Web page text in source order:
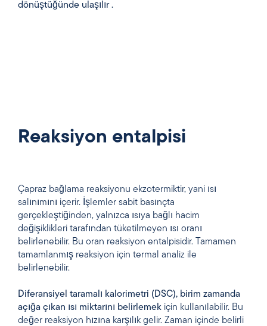
dönüştüğünde ulaşılır .
Reaksiyon entalpisi
Çapraz bağlama reaksiyonu ekzotermiktir, yani ısı
salınımını içerir. İşlemler sabit basınçta
gerçekleştiğinden, yalnızca ısıya bağlı hacim
değişiklikleri tarafından tüketilmeyen ısı oranı
belirlenebilir. Bu oran reaksiyon entalpisidir. Tamamen
tamamlanmış reaksiyon için termal analiz ile
belirlenebilir.
Diferansiyel taramalı kalorimetri (DSC), birim zamanda
açığa çıkan ısı miktarını belirlemek için kullanılabilir. Bu
değer reaksiyon hızına karşılık gelir. Zaman içinde belirli